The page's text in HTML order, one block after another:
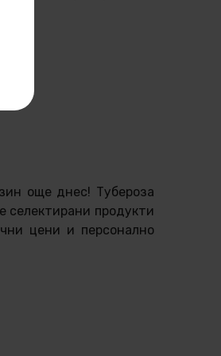
още днес! Тубероза
селектирани продукти
цени и персонално